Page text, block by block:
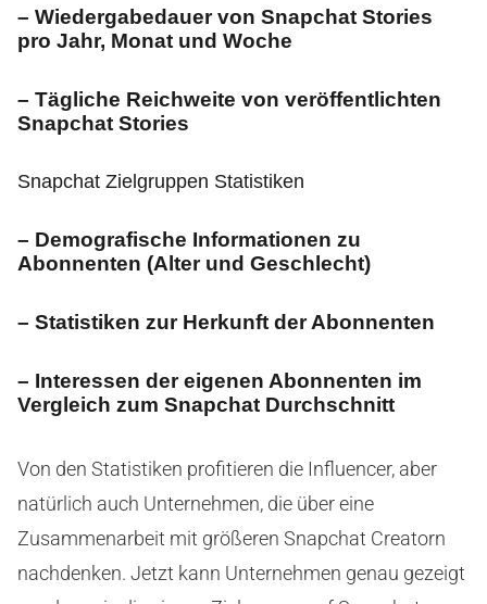
– Wiedergabedauer von Snapchat Stories
pro Jahr, Monat und Woche
– Tägliche Reichweite von veröffentlichten
Snapchat Stories
Snapchat Zielgruppen Statistiken
– Demografische Informationen zu
Abonnenten (Alter und Geschlecht)
– Statistiken zur Herkunft der Abonnenten
– Interessen der eigenen Abonnenten im
Vergleich zum Snapchat Durchschnitt
Von den Statistiken profitieren die Influencer, aber
natürlich auch Unternehmen, die über eine
Zusammenarbeit mit größeren Snapchat Creatorn
nachdenken. Jetzt kann Unternehmen genau gezeigt